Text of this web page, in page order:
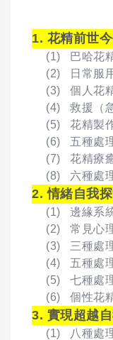
1. 花精前世
(1) 巴哈花
(2) 日常服
(3) 個人花
(4) 救援（
(5) 花精製
(6) 五種處
(7) 花精療
(8) 六種處
2. 情緒自我
(1) 邊緣系
(2) 常見心
(3) 三種處
(4) 五種處
(5) 七種處
(6) 個性花
3. 實現超越
(1) 八種處